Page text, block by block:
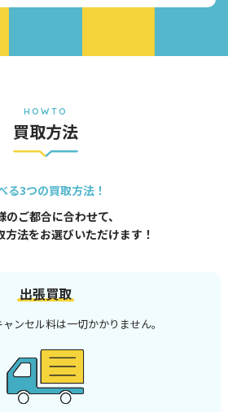
HOWTO
買取方法
る3つの買取方法！
のご都合に合わせて、
方法をお選びいただけます！
出張買取
ンセル料は一切かかりません。